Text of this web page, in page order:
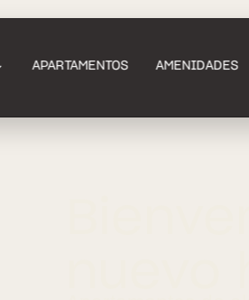
APARTAMENTOS AMENIDADES